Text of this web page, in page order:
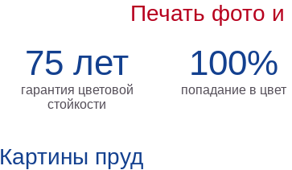
Печать фото и
75 лет
гарантия цветовой
стойкости
100%
попадание в цвет
Картины пруд